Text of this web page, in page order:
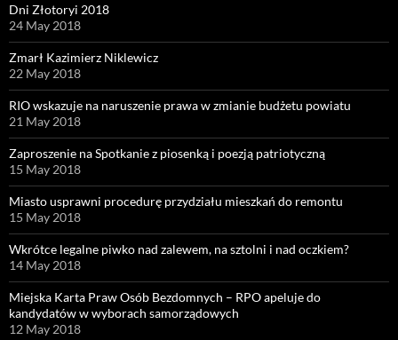
Dni Złotoryi 2018
24 May 2018
Zmarł Kazimierz Niklewicz
22 May 2018
RIO wskazuje na naruszenie prawa w zmianie budżetu powiatu
21 May 2018
Zaproszenie na Spotkanie z piosenką i poezją patriotyczną
15 May 2018
Miasto usprawni procedurę przydziału mieszkań do remontu
15 May 2018
Wkrótce legalne piwko nad zalewem, na sztolni i nad oczkiem?
14 May 2018
Miejska Karta Praw Osób Bezdomnych – RPO apeluje do
kandydatów w wyborach samorządowych
12 May 2018